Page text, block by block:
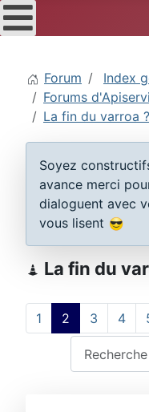
Forum
Index
Forums
La fin du varroa ?
Soyez
avance merci
dialoguent avec
vous lisent
La fin du
1 2 3 4